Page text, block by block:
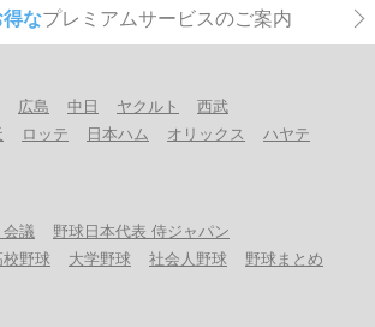
なプレミアムサービスのご案内
広島 中日 ヤクルト
西武
ロッテ 日本ハム オリックス
ハヤテ
会議
野球日本代表 侍ジャパン
校野球 大学野球 社会人野球 野球まとめ